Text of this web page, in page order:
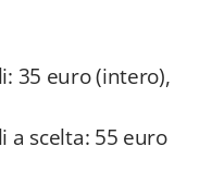
35 euro (intero),
a scelta: 55 euro